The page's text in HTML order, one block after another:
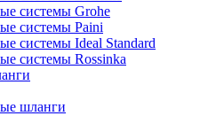
системы Grohe
системы Paini
системы Ideal Standard
системы Rossinka
шланги